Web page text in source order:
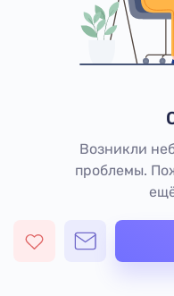
Возникли
проблемы.